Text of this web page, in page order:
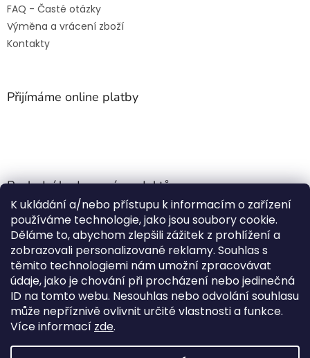
K ukládání a/nebo přístupu k informacím o zařízení
používáme technologie, jako jsou soubory cookie.
Děláme to, abychom zlepšili zážitek z prohlížení a
zobrazovali personalizované reklamy. Souhlas s
těmito technologiemi nám umožní zpracovávat
údaje, jako je chování při procházení nebo jedinečná
ID na tomto webu. Nesouhlas nebo odvolání souhlasu
může nepříznivě ovlivnit určité vlastnosti a funkce.
Více informací zde.
FAQ - Časté otázky
Výměna a vrácení zboží
Kontakty
Přijímáme online platby
Poslední hodnocení produktů
Jehla do nádrže k nezávislému topení
Hodnocení produktu je 5 z 5 hvězdiček.
| Martin Nevrlý
ano
Kempingové skládací křeslo Front Runner Expander Chair
Hodnocení produktu je 5 z 5 hvězdiček.
|